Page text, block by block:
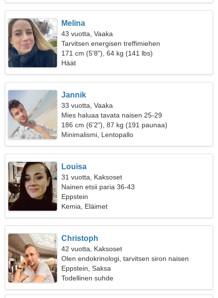
Melina
43 vuotta, Vaaka
Tarvitsen energisen treffimiehen
171 cm (5'8"), 64 kg (141 lbs)
Häät
Jannik
33 vuotta, Vaaka
Mies haluaa tavata naisen 25-29
186 cm (6'2"), 87 kg (191 paunaa)
Minimalismi, Lentopallo
Louisa
31 vuotta, Kaksoset
Nainen etsii paria 36-43
Eppstein
Kemia, Eläimet
Christoph
42 vuotta, Kaksoset
Olen endokrinologi, tarvitsen siron naisen
Eppstein, Saksa
Todellinen suhde